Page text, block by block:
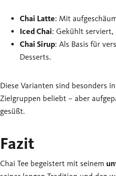
Chai Latte: Mit
Iced Chai: Gekühlt serviert,
Chai Sirup: Als Basis für
Desserts.
Diese Varianten sind besonders
Zielgruppen beliebt – aber
gesüßt.
Fazit
Chai Tee begeistert mit seinem